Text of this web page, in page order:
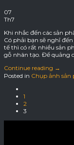
07
Th7
Khi nhắc đến các sản
Có phải bạn sẽ nghĩ
tế thì có rất nhiều sản
gỗ nhân tạo. Để quảng
Continue reading →
Posted in Chụp ảnh sản
1
2
3